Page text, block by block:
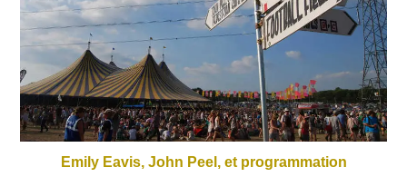
Emily Eavis, John Peel, et programmation